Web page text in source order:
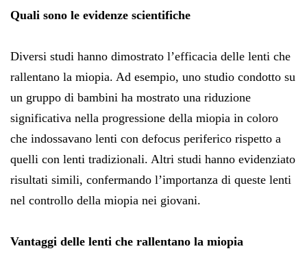
Quali sono le evidenze scientifiche
Diversi studi hanno dimostrato l’efficacia delle lenti che
rallentano la miopia. Ad esempio, uno studio condotto su
un gruppo di bambini ha mostrato una riduzione
significativa nella progressione della miopia in coloro
che indossavano lenti con defocus periferico rispetto a
quelli con lenti tradizionali. Altri studi hanno evidenziato
risultati simili, confermando l’importanza di queste lenti
nel controllo della miopia nei giovani.
Vantaggi delle lenti che rallentano la miopia